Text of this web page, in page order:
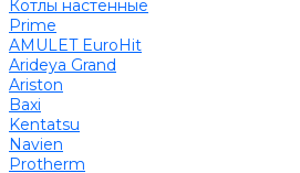
Котлы настенные
Prime
AMULET EuroHit
Arideya Grand
Ariston
Baxi
Kentatsu
Navien
Protherm